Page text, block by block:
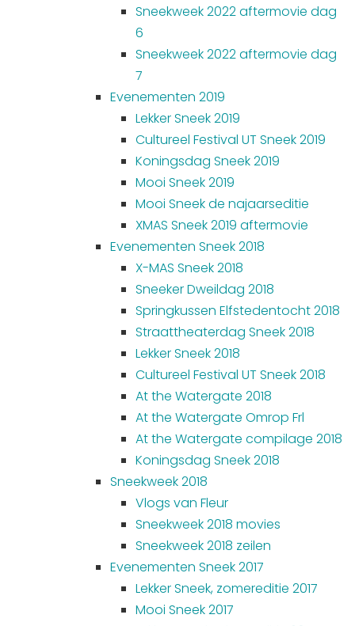
Sneekweek 2022 aftermovie dag
6
Sneekweek 2022 aftermovie dag
7
Evenementen 2019
Lekker Sneek 2019
Cultureel Festival UT Sneek 2019
Koningsdag Sneek 2019
Mooi Sneek 2019
Mooi Sneek de najaarseditie
XMAS Sneek 2019 aftermovie
Evenementen Sneek 2018
X-MAS Sneek 2018
Sneeker Dweildag 2018
Springkussen Elfstedentocht 2018
Straattheaterdag Sneek 2018
Lekker Sneek 2018
Cultureel Festival UT Sneek 2018
At the Watergate 2018
At the Watergate Omrop Frl
At the Watergate compilage 2018
Koningsdag Sneek 2018
Sneekweek 2018
Vlogs van Fleur
Sneekweek 2018 movies
Sneekweek 2018 zeilen
Evenementen Sneek 2017
Lekker Sneek, zomereditie 2017
Mooi Sneek 2017